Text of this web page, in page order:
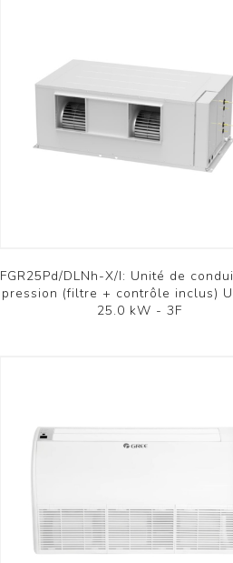
Résidentiel RAC
Domekt
Verso
FGR25Pd/DLNh-X/I: Unité de
pression (filtre + contrôle inclus)
25.0 kW - 3F